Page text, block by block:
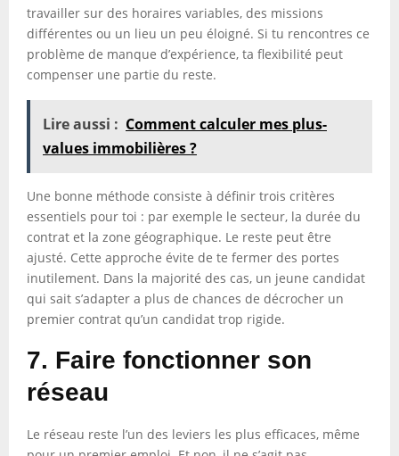
travailler sur des horaires variables, des missions
différentes ou un lieu un peu éloigné. Si tu rencontres ce
problème de manque d’expérience, ta flexibilité peut
compenser une partie du reste.
Lire aussi : Comment calculer mes plus-
values immobilières ?
Une bonne méthode consiste à définir trois critères
essentiels pour toi : par exemple le secteur, la durée du
contrat et la zone géographique. Le reste peut être
ajusté. Cette approche évite de te fermer des portes
inutilement. Dans la majorité des cas, un jeune candidat
qui sait s’adapter a plus de chances de décrocher un
premier contrat qu’un candidat trop rigide.
7. Faire fonctionner son
réseau
Le réseau reste l’un des leviers les plus efficaces, même